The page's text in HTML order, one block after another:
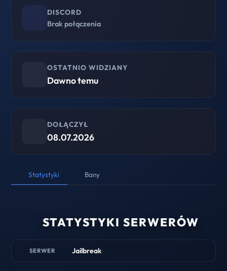
DISCORD
Brak połączenia
OSTATNIO WIDZIANY
Dawno temu
DOŁĄCZYŁ
08.07.2026
Statystyki Bany
STATYSTYKI SERWERÓW
SERWER Jailbreak